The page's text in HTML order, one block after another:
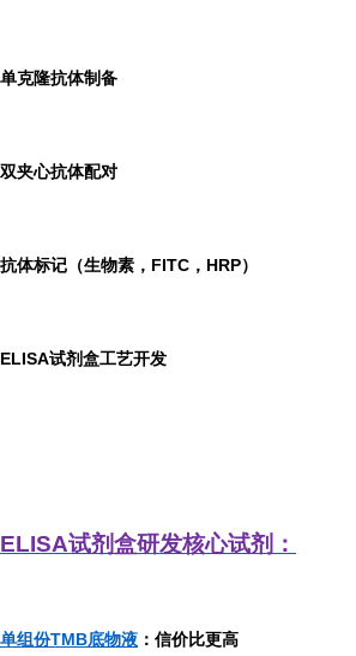
单克隆抗体制备
双夹心抗体配对
抗体标记（生物素，FITC，HRP）
ELISA试剂盒工艺开发
ELISA试剂盒研发核心试剂：
单组份TMB底物液 ：信价比更高